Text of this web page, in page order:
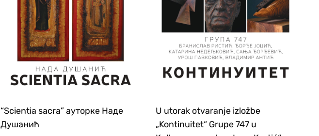
“Scientia sacra” ауторке Наде
Душанић
U utorak otvaranje izložbe
„Kontinuitet“ Grupe 747 u